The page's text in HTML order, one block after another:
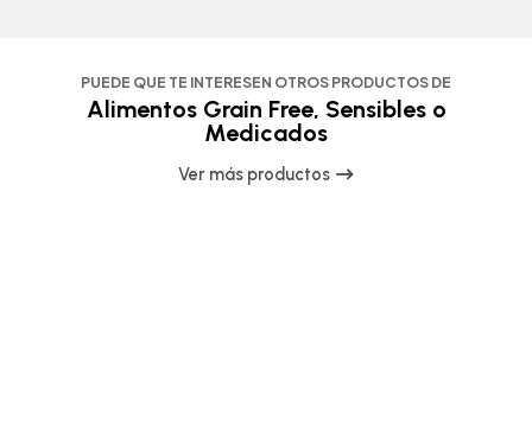
PUEDE QUE TE INTERESEN OTROS PRODUCTOS DE
Alimentos Grain Free, Sensibles o
Medicados
Ver más productos